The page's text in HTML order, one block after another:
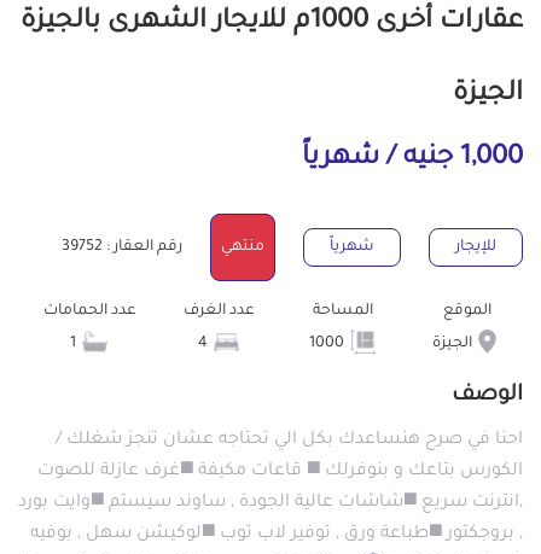
عقارات أخرى 1000م للايجار الشهرى بالجيزة
الجيزة
1,000 جنيه / شهرياً
للإيجار شهرياً منتهي رقم العقار : 39752
الموقع
الجيزة
المساحة
عدد الغرف
4
عدد الحمامات
الوصف
احنا في صرح هنساعدك بكل الي تحتاجه عشان تنجز شغلك /
الكورس بتاعك و بنوفرلك ◼️ قاعات مكيفة ◼️غرف عازلة للصوت
,انترنت سريع ◼️شاشات عالية الجودة , ساوند سيستم ◼️وايت بورد
, بروجكتور ◼️طباعة ورق , توفير لاب توب ◼️لوكيشن سهل , بوفيه